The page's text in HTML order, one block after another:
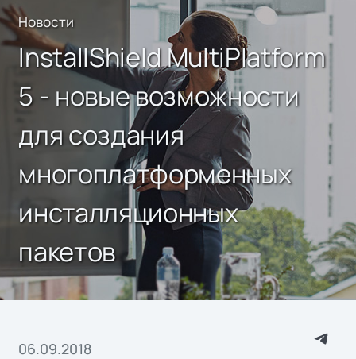
Новости
InstallShield MultiPlatform
5 - новые возможности
для создания
многоплатформенных
инсталляционных
пакетов
06.09.2018